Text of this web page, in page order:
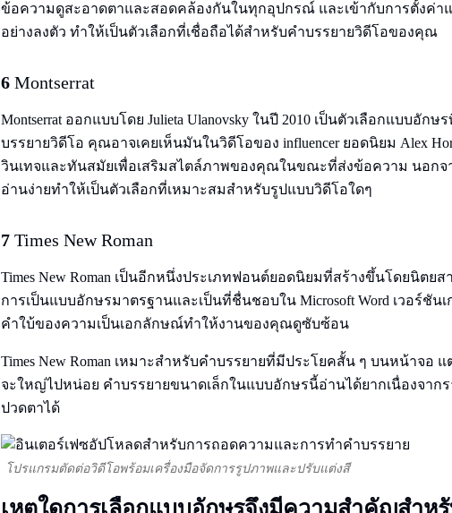
ข้อความดูสะอาดตาและสอดคล้องกันในทุกอุปกรณ์ และเข้ากับการตั้งค่า
อย่างลงตัว ทําให้เป็นตัวเลือกที่เชื่อถือได้สําหรับคําบรรยายวิดีโอของคุณ
6 Montserrat
Montserrat ออกแบบโดย Julieta Ulanovsky ในปี 2010 เป็นตัวเลือกแบบอั
บรรยายวิดีโอ คุณอาจเคยเห็นมันในวิดีโอของ influencer ยอดนิยม Alex
วินเทจและทันสมัยเพื่อเสริมสไตล์ภาพของคุณในขณะที่ส่งข้อความ นอก
อ่านง่ายทําให้เป็นตัวเลือกที่เหมาะสมสําหรับรูปแบบวิดีโอใดๆ
7 Times New Roman
Times New Roman เป็นอีกหนึ่งประเภทฟอนต์ยอดนิยมที่สร้างขึ้นโดยนิตย
การเป็นแบบอักษรมาตรฐานและเป็นที่ชื่นชอบใน Microsoft Word เวอร์ชัน
คําใบ้ของความเป็นเอกลักษณ์ทําให้งานของคุณดูซับซ้อน
Times New Roman เหมาะสําหรับคําบรรยายที่มีประโยคสั้น ๆ บนหน้าจอ
จะใหญ่ไปหน่อย คําบรรยายขนาดเล็กในแบบอักษรนี้อ่านได้ยากเนื่องจาก
ปวดตาได้
โปรแกรมตัดต่อวิดีโอพร้อมเครื่องมือจัดการรูปภาพและปรับแต่งสี
เหตุใดการเลือกแบบอักษรจึงมีความสําคัญสําห